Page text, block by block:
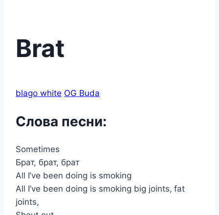
Brat
blago white OG Buda
Слова песни:
Sometimes
Брат, брат, брат
All I’ve been doing is smoking
All I’ve been doing is smoking big joints, fat
joints,